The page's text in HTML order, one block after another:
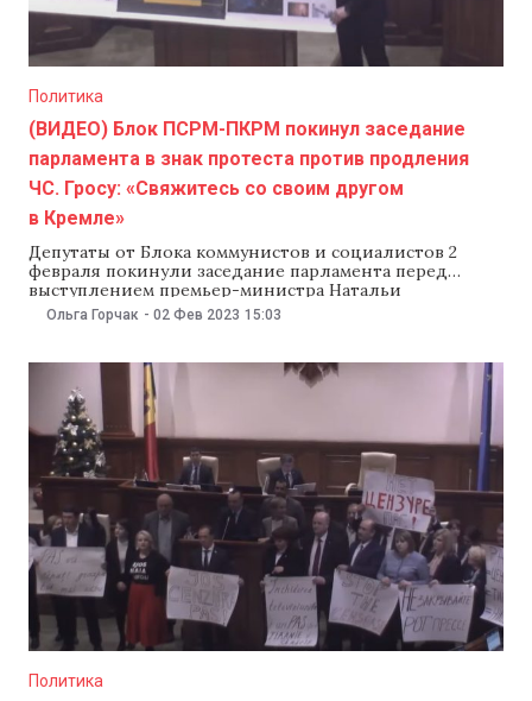
Политика
(ВИДЕО) Блок ПСРМ-ПКРМ покинул заседание
парламента в знак протеста против продления
ЧС. Гросу: «Свяжитесь со своим другом
в Кремле»
Депутаты от Блока коммунистов и социалистов 2
февраля покинули заседание парламента перед
выступлением премьер-министра Натальи
Гаврилицы, которая предлагает парламенту
продлить режим чрезвычайной ситуации еще на 60
видит необходимости в продлении ЧС. На что спикер
Игорь Гросу посоветовал Рейдману связаться с «их
другом»
Ольга Горчак - 02 Фев 2023 15:03
Политика